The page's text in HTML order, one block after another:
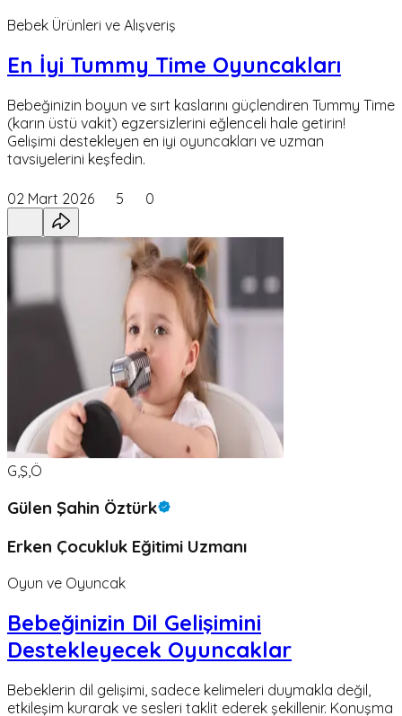
Bebek Ürünleri ve Alışveriş
En İyi Tummy Time Oyuncakları
Bebeğinizin boyun ve sırt kaslarını güçlendiren Tummy Time
(karın üstü vakit) egzersizlerini eğlenceli hale getirin!
Gelişimi destekleyen en iyi oyuncakları ve uzman
tavsiyelerini keşfedin.
02 Mart 2026 5 0
G,Ş,Ö
Gülen Şahin Öztürk
Erken Çocukluk Eğitimi Uzmanı
Oyun ve Oyuncak
Bebeğinizin Dil Gelişimini
Destekleyecek Oyuncaklar
Bebeklerin dil gelişimi, sadece kelimeleri duymakla değil,
etkileşim kurarak ve sesleri taklit ederek şekillenir. Konuşma